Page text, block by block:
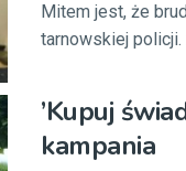
Mitem jest, że
tarnowskiej
’Kupuj
kampania